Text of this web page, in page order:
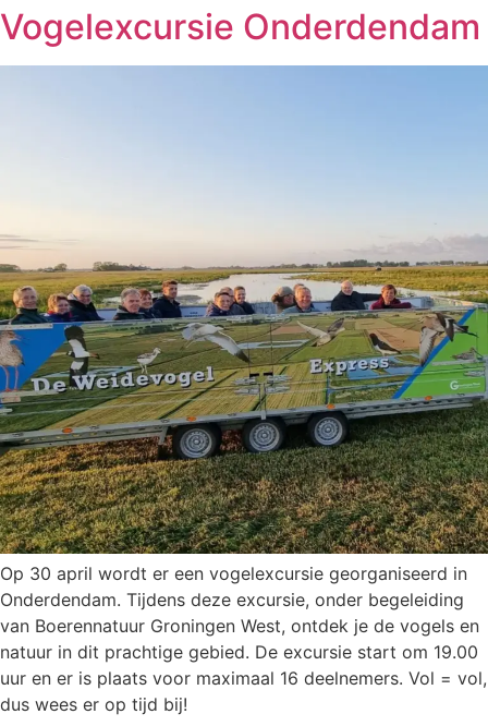
Vogelexcursie Onderdendam
Op 30 april wordt er een vogelexcursie georganiseerd in
Onderdendam. Tijdens deze excursie, onder begeleiding
van Boerennatuur Groningen West, ontdek je de vogels en
natuur in dit prachtige gebied. De excursie start om 19.00
uur en er is plaats voor maximaal 16 deelnemers. Vol = vol,
dus wees er op tijd bij!